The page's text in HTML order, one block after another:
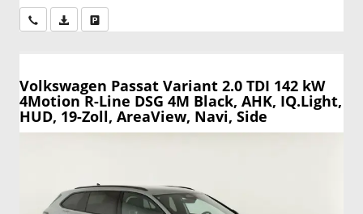
Wir rufen Sie anPDF-Datei, Fahrzeugexposé drucken
Volkswagen Passat Variant 2.0 TDI 142 kW
4Motion R-Line DSG 4M Black, AHK, IQ.Light,
HUD, 19-Zoll, AreaView, Navi, Side